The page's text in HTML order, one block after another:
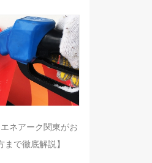
ネアーク関東がお
で徹底解説】